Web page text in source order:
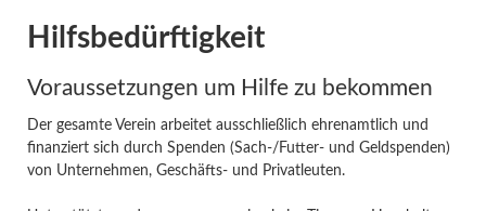
Hilfsbedürftigkeit
Voraussetzungen um Hilfe zu bekommen
Der gesamte Verein arbeitet ausschließlich ehrenamtlich und
finanziert sich durch Spenden (Sach-/Futter- und Geldspenden)
von Unternehmen, Geschäfts- und Privatleuten.